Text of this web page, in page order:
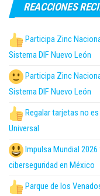
REACCIONES
Participa Zinc
Sistema DIF Nuevo León
Participa Zinc
Sistema DIF Nuevo León
Regalar tarjetas no
Universal
Impulsa Mundial
ciberseguridad en México
Parque de los